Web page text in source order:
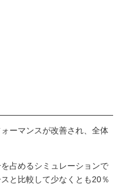
ーマンスが改善され、全体
占めるシミュレーションで
と比較して少なくとも20％